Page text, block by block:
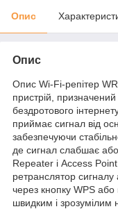
Опис
Опис
Опис Wi-Fi-репітер
пристрій,
бездротового
приймає сигнал від
забезпечуючи
де сигнал слабшає
Repeater і Access
ретранслятор сигналу
через кнопку WPS
швидким і зрозумілим